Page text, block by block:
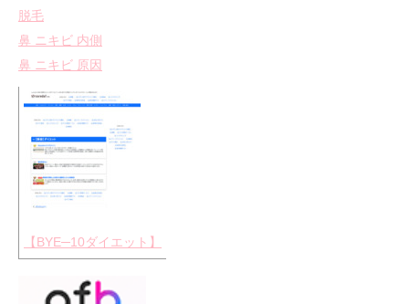
脱毛
鼻 ニキビ 内側
鼻 ニキビ 原因
【BYE─10ダイエット】